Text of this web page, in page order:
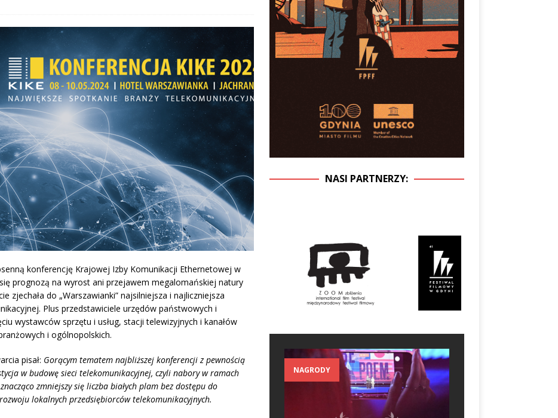
konferencję Krajowej Izby Komunikacji Ethernetowej w
prognozą na wyrost ani przejawem megalomańskiej natury
zjechała do „Warszawianki” najsilniejsza i najliczniejsza
Plus przedstawiciele urzędów państwowych i
wystawców sprzętu i usług, stacji telewizyjnych i kanałów
i ogólnopolskich.
pisał: Gorącym tematem najbliższej konferencji z pewnością
w budowę sieci telekomunikacyjnej, czyli nabory w ramach
zmniejszy się liczba białych plam bez dostępu do
lokalnych przedsiębiorców telekomunikacyjnych.
NASI PARTNERZY:
NAGRODY